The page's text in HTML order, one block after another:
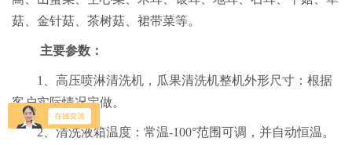
菇、金针菇、茶树菇、裙带菜等。
主要参数：
1、高压喷淋清洗机，瓜果清洗机整机外形尺寸：根据
客户实际情况定做。
2、清洗液箱温度：常温-100°范围可调，并自动恒温。